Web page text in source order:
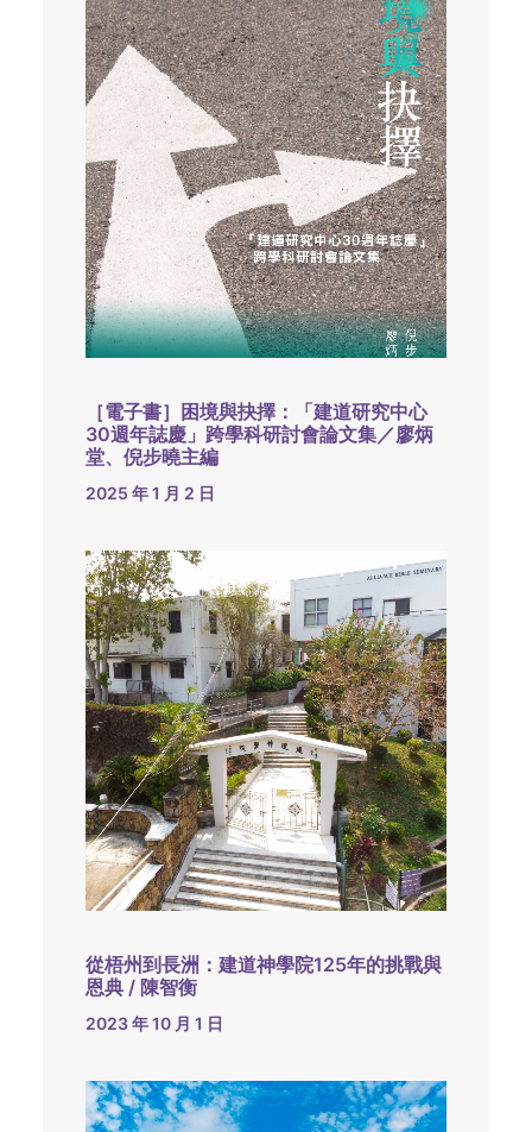
［電子書］困境與抉擇：「建道研究中心
30週年誌慶」跨學科研討會論文集／廖炳
堂、倪步曉主編
2025 年 1 月 2 日
從梧州到長洲：建道神學院125年的挑戰與
恩典 / 陳智衡
2023 年 10 月 1 日